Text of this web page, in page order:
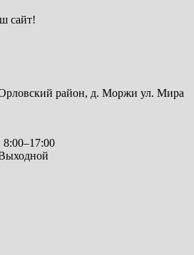
сайт!
район, д. Моржи ул. Мира